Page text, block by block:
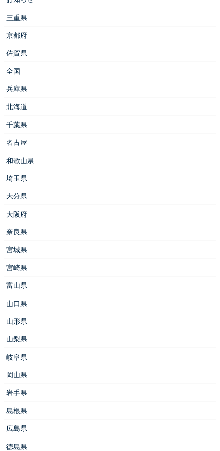
三重県
京都府
佐賀県
全国
兵庫県
北海道
千葉県
名古屋
和歌山県
埼玉県
大分県
大阪府
奈良県
宮城県
宮崎県
富山県
山口県
山形県
山梨県
岐阜県
岡山県
岩手県
島根県
広島県
徳島県